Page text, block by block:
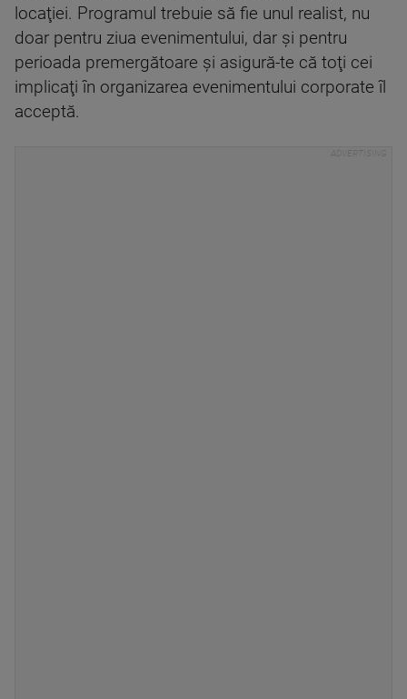
locaţiei. Programul trebuie să fie unul realist, nu
doar pentru ziua evenimentului, dar şi pentru
perioada premergătoare şi asigură-te că toţi cei
implicaţi în organizarea evenimentului corporate îl
acceptă.